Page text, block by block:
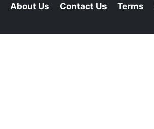
About Us Contact Us Terms